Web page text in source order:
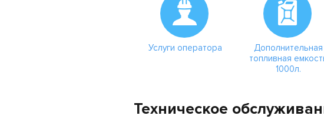
Услуги оператора
Дополнительная
топливная
1000л.
Техническое